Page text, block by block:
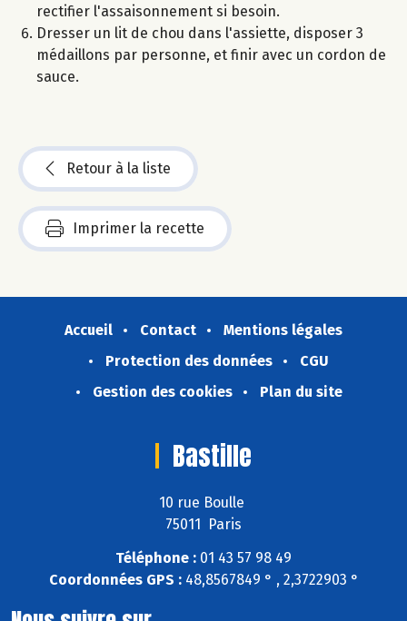
rectifier l'assaisonnement si besoin.
Dresser un lit de chou dans l'assiette, disposer 3
médaillons par personne, et finir avec un cordon de
sauce.
Retour à la liste
Imprimer la recette
Accueil Contact
Mentions légales
Protection des données
CGU
Gestion des cookies
Plan du site
Bastille
10 rue Boulle
75011 Paris
Téléphone : 01 43 57 98 49
Coordonnées GPS :48,8567849 ° , 2,3722903 °